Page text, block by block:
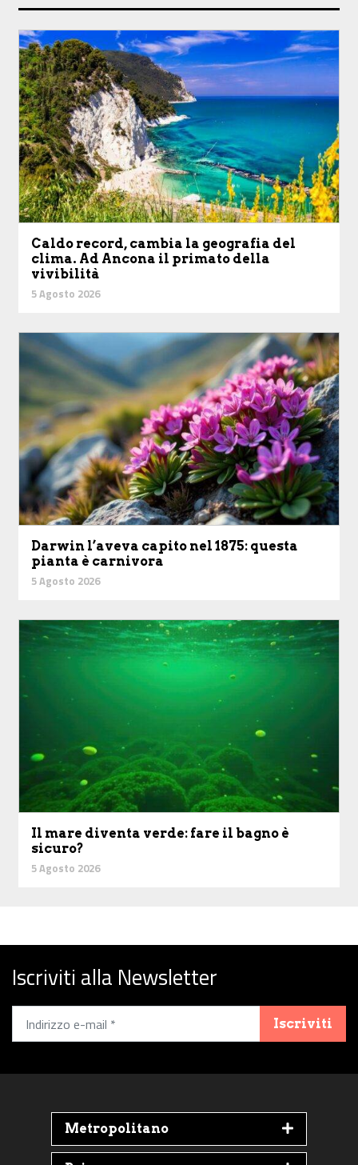
Caldo record, cambia la geografia del
clima. Ad Ancona il primato della
vivibilità
5 Agosto 2026
Darwin l’aveva capito nel 1875: questa
pianta è carnivora
5 Agosto 2026
Il mare diventa verde: fare il bagno è
sicuro?
5 Agosto 2026
Iscriviti alla Newsletter
Iscriviti
Metropolitano